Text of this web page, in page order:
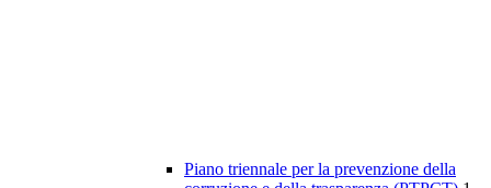
Piano triennale per la prevenzione della